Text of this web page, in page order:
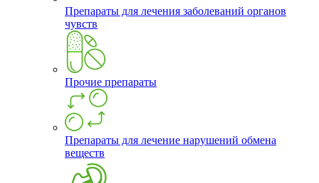
Препараты для лечения заболеваний органов
чувств
Прочие препараты
Препараты для лечение нарушений обмена
веществ